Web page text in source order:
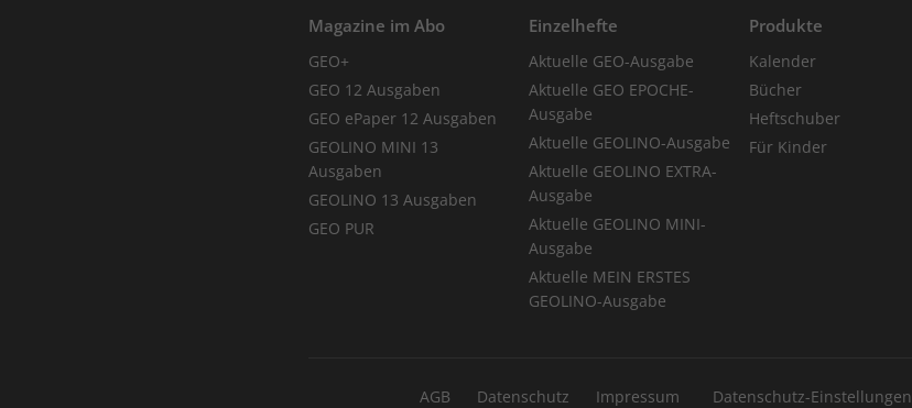
Magazine im Abo
GEO+
GEO 12 Ausgaben
GEO ePaper 12 Ausgaben
GEOLINO MINI 13
Ausgaben
GEOLINO 13 Ausgaben
GEO PUR
Einzelhefte
Aktuelle GEO-Ausgabe
Aktuelle GEO EPOCHE-
Ausgabe
Aktuelle GEOLINO-Ausgabe
Aktuelle GEOLINO EXTRA-
Ausgabe
Aktuelle GEOLINO MINI-
Ausgabe
Aktuelle MEIN ERSTES
GEOLINO-Ausgabe
Produkte
Kalender
Bücher
Heftschuber
Für Kinder
AGB Datenschutz Impressum Datenschutz-Einstellungen